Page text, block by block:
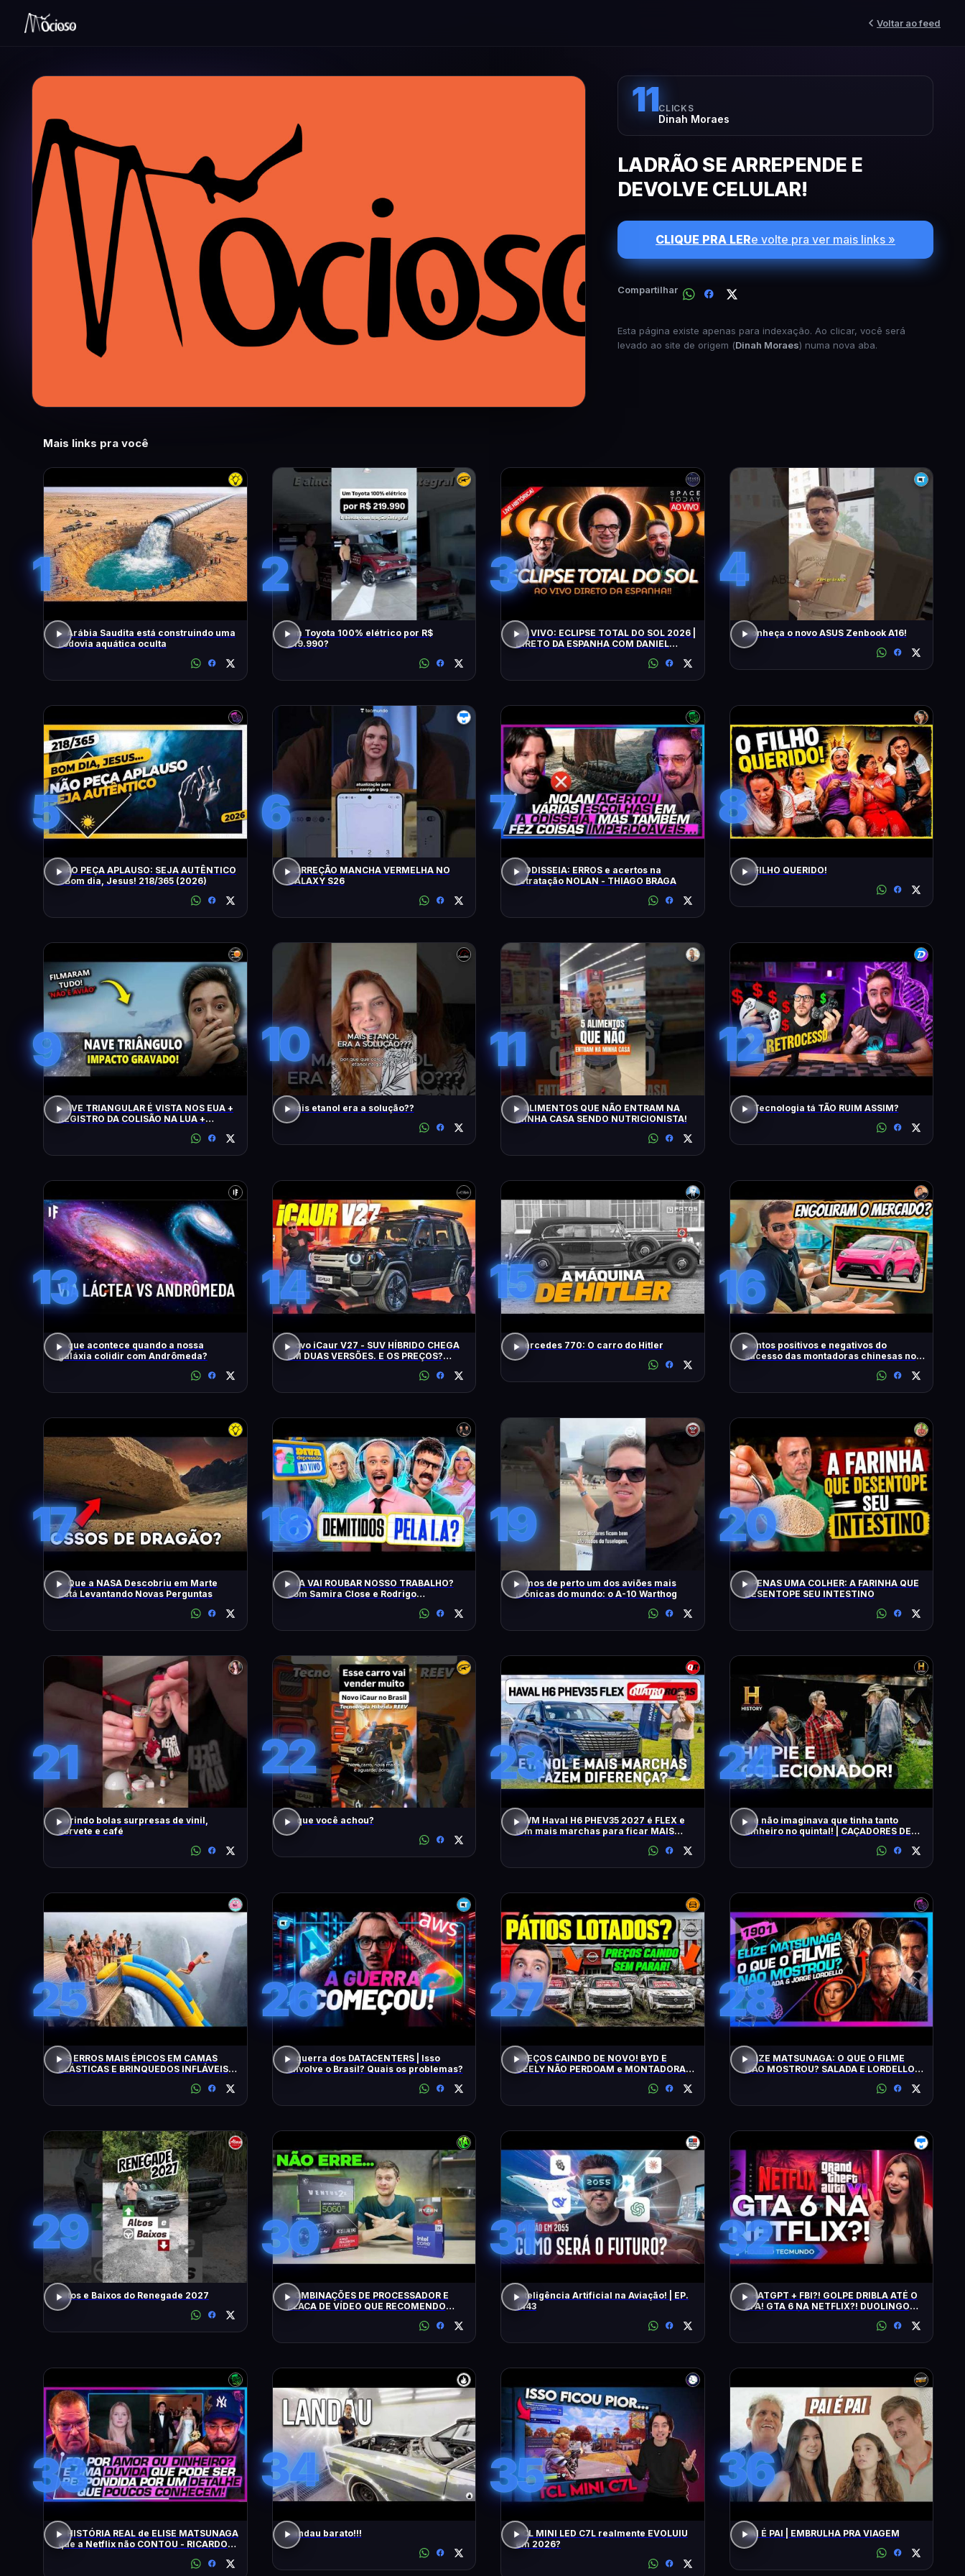
Voltar ao feed
11CLICKS
Dinah Moraes
LADRÃO SE ARREPENDE E
DEVOLVE CELULAR!
CLIQUE PRA LERe volte pra ver mais links »
Compartilhar
Esta página existe apenas para indexação. Ao clicar, você será
levado ao site de origem (Dinah Moraes) numa nova aba.
Mais links pra você
1
A Arábia Saudita está construindo uma
rodovia aquática oculta
2
Um Toyota 100% elétrico por R$
219.990?
3
AO VIVO: ECLIPSE TOTAL DO SOL 2026 |
DIRETO DA ESPANHA COM DANIEL
4
Conheça o novo ASUS Zenbook A16!
5
NÃO PEÇA APLAUSO: SEJA AUTÊNTICO
- Bom dia, Jesus! 218/365 (2026)
6
CORREÇÃO MANCHA VERMELHA NO
GALAXY S26
7
A ODISSEIA: ERROS e acertos na
retratação NOLAN - THIAGO BRAGA
8
O FILHO QUERIDO!
9
NAVE TRIANGULAR É VISTA NOS EUA +
REGISTRO DA COLISÃO NA LUA +
10
Mais etanol era a solução??
11
5 ALIMENTOS QUE NÃO ENTRAM NA
MINHA CASA SENDO NUTRICIONISTA!
12
A Tecnologia tá TÃO RUIM ASSIM?
13
O que acontece quando a nossa
galáxia colidir com Andrômeda?
14
Novo iCaur V27 - SUV HÍBRIDO CHEGA
EM DUAS VERSÕES. E OS PREÇOS?
15
Mercedes 770: O carro do Hitler
16
Pontos positivos e negativos do
sucesso das montadoras chinesas no
17
O Que a NASA Descobriu em Marte
Está Levantando Novas Perguntas
18
A IA VAI ROUBAR NOSSO TRABALHO?
com Samira Close e Rodrigo
19
Vimos de perto um dos aviões mais
icônicas do mundo: o A-10 Warthog
20
APENAS UMA COLHER: A FARINHA QUE
DESENTOPE SEU INTESTINO
21
abrindo bolas surpresas de vinil,
sorvete e café
22
O que você achou?
23
GWM Haval H6 PHEV35 2027 é FLEX e
tem mais marchas para ficar MAIS
24
Ele não imaginava que tinha tanto
dinheiro no quintal! | CAÇADORES DE
25
OS ERROS MAIS ÉPICOS EM CAMAS
ELÁSTICAS E BRINQUEDOS INFLÁVEIS
26
A guerra dos DATACENTERS | Isso
envolve o Brasil? Quais os problemas?
27
PREÇOS CAINDO DE NOVO! BYD E
GEELY NÃO PERDOAM e MONTADORAS
28
ELIZE MATSUNAGA: O QUE O FILME
NÃO MOSTROU? SALADA E LORDELLO -
29
Altos e Baixos do Renegade 2027
30
COMBINAÇÕES DE PROCESSADOR E
PLACA DE VÍDEO QUE RECOMENDO
31
Inteligência Artificial na Aviação! | EP.
1443
32
CHATGPT + FBI?! GOLPE DRIBLA ATÉ O
2FA! GTA 6 NA NETFLIX?! DUOLINGO
33
A HISTÓRIA REAL de ELISE MATSUNAGA
que a Netflix não CONTOU - RICARDO
34
Landau barato!!!
35
TCL MINI LED C7L realmente EVOLUIU
em 2026?
36
PAI É PAI | EMBRULHA PRA VIAGEM